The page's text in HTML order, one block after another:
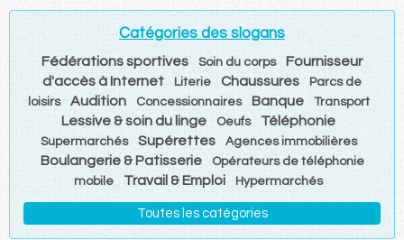
Catégories des slogans
Fédérations sportives Soin du corps
Fournisseur
d'accès à Internet
Literie Chaussures
Parcs de
loisirs
Audition Concessionnaires Banque Transport
Lessive & soin du linge Oeufs Téléphonie
Supermarchés Supérettes Agences immobilières
Boulangerie & Patisserie
Opérateurs de téléphonie
mobile
Travail & Emploi Hypermarchés
Toutes les catégories